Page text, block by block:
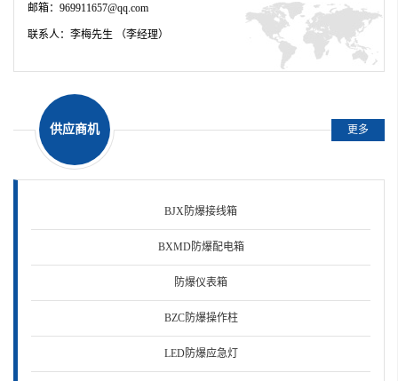
·化工厂如何选择防爆防腐轴流风机
·SW-10隔爆型防爆照明开关
·BZM-10/250V防爆照明开关
·BMX-6K防爆照明配电箱
·BXMD-4/10K40防爆配电箱
邮箱：969911657@qq.com
联系人：李梅先生 （李经理）
供应商机 更多
BJX防爆接线箱
BXMD防爆配电箱
防爆仪表箱
BZC防爆操作柱
LED防爆应急灯